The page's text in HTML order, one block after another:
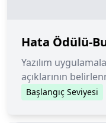
Hata Ödülü-
Yazılım
açıklarının
Başlangıç Seviyesi